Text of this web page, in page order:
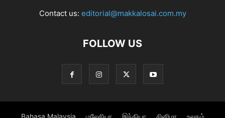
Contact us: editorial@makkalosai.com.my
FOLLOW US
Bahasa Malaysia மலேசியா இந்தியா சினிமா உலகம்